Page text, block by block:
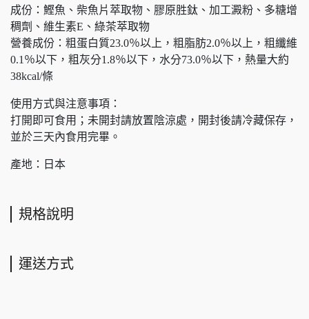
成份：鰹魚、柴魚片萃取物、膠原胜鈦、加工澱粉、多糖增
稠劑、維生素E、綠茶萃取物
營養成份：粗蛋白質23.0％以上，粗脂肪2.0％以上，粗纖維
0.1％以下，粗灰分1.8％以下，水分73.0％以下，熱量大約
38kcal/條
使用方式與注意事項：
打開即可食用；未開封請放置陰涼處，開封後請冷藏保存，
並於三天內食用完畢。
產地：日本
規格說明
運送方式